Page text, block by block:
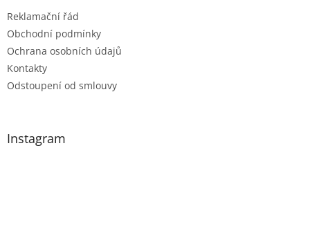
Reklamační řád
Obchodní podmínky
Ochrana osobních údajů
Kontakty
Odstoupení od smlouvy
Instagram